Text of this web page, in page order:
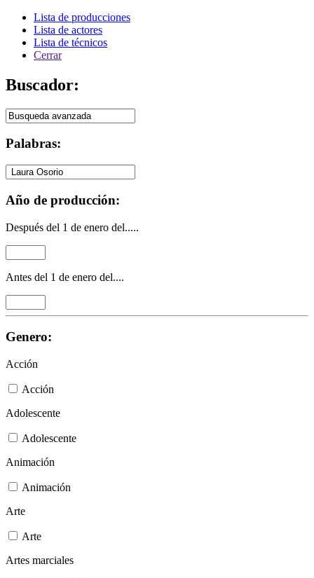
Lista de producciones
Lista de actores
Lista de técnicos
Cerrar
Buscador:
Palabras:
Año de producción:
Después del 1 de enero del.....
Antes del 1 de enero del....
Genero:
Acción
Acción
Adolescente
Adolescente
Animación
Animación
Arte
Arte
Artes marciales